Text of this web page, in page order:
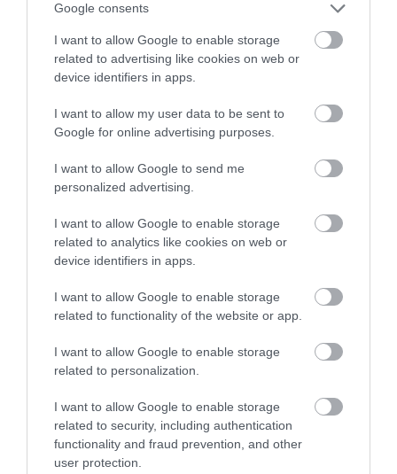
Google consents
I want to allow Google to enable storage
related to advertising like cookies on web or
device identifiers in apps.
I want to allow my user data to be sent to
Google for online advertising purposes.
I want to allow Google to send me
personalized advertising.
I want to allow Google to enable storage
related to analytics like cookies on web or
device identifiers in apps.
I want to allow Google to enable storage
related to functionality of the website or app.
I want to allow Google to enable storage
related to personalization.
I want to allow Google to enable storage
related to security, including authentication
functionality and fraud prevention, and other
user protection.
A lábujjainkra többnyire csak akkor
figyelünk, ha beverjük őket egy bútor
sarkába, vagy ha nyáron szandált húzunk.
Az emberi láb az evolúció során
kapaszkodjon, így könnyű azt hinni, hogy
az apró lábujjak, különösen a…
2025. DECEMBER 29. ● HAMU ÉS GYÉMÁNT
Ki hitte volna? Ez a kis
lábujjunk valódi szerepe
HAMU ÉS GYÉMÁNT